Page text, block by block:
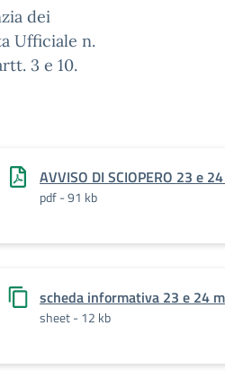
dei
Ufficiale n.
3 e 10.
AVVISO DI SCIOPERO 23 e
pdf - 91 kb
scheda informativa 23 e 24
sheet - 12 kb